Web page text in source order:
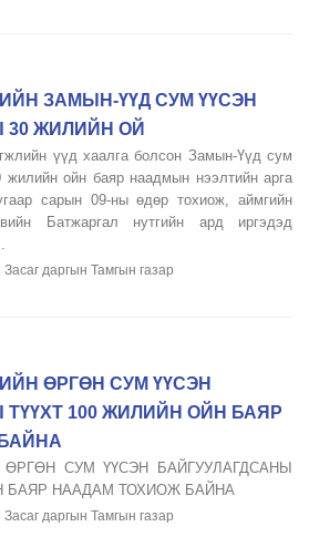
ЗАМЫН-ҮҮД СУМ ҮҮСЭН
30 ЖИЛИЙН ОЙ
үүд хаалга болсон Замын-Үүд сум
жилийн ойн баяр наадмын нээлтийн арга
сарын 09-ны өдөр тохиож, аймгийн
Батжаргал нутгийн ард иргэдэд
даргын Тамгын газар
ӨРГӨН СУМ ҮҮСЭН
100 ЖИЛИЙН ОЙН БАЯР
СУМ ҮҮСЭН БАЙГУУЛАГДСАНЫ
БАЯР НААДАМ ТОХИОЖ БАЙНА
даргын Тамгын газар